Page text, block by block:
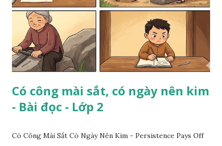
Có công mài sắt, có ngày nên kim
- Bài đọc - Lớp 2
Có Công Mài Sắt Có Ngày Nên Kim - Persistence Pays Off